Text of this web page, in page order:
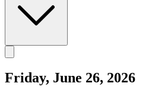
Friday, June 26, 2026